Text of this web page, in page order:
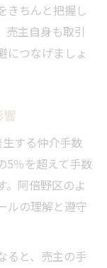
きちんと把握し
売主自身も取引
につなげましょ
響
生する仲介手数
5％を超えて手数
。阿倍野区のよ
ルの理解と遵守
ると、売主の手